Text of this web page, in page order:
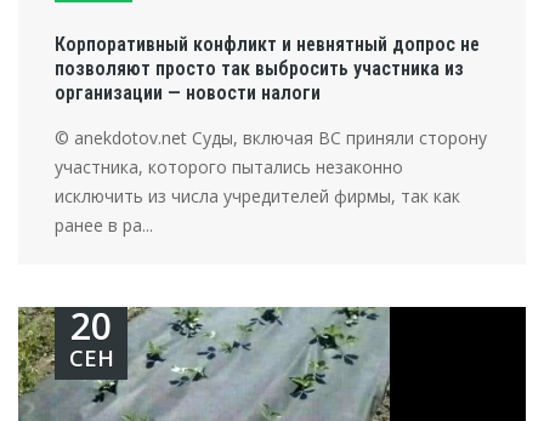
Корпоративный конфликт и невнятный допрос не
позволяют просто так выбросить участника из
организации — новости налоги
© anekdotov.net Суды, включая ВС приняли сторону
участника, которого пытались незаконно
исключить из числа учредителей фирмы, так как
ранее в ра...
20
СЕН